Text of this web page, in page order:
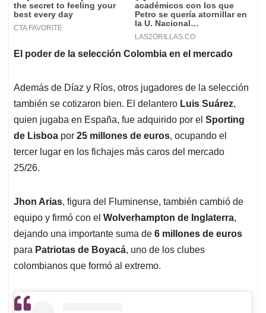
El poder de la selección Colombia en el mercado
Además de Díaz y Ríos, otros jugadores de la selección
también se cotizaron bien. El delantero Luis Suárez,
quien jugaba en España, fue adquirido por el Sporting
de Lisboa por 25 millones de euros, ocupando el
tercer lugar en los fichajes más caros del mercado
25/26.
Jhon Arias, figura del Fluminense, también cambió de
equipo y firmó con el Wolverhampton de Inglaterra,
dejando una importante suma de 6 millones de euros
para Patriotas de Boyacá, uno de los clubes
colombianos que formó al extremo.